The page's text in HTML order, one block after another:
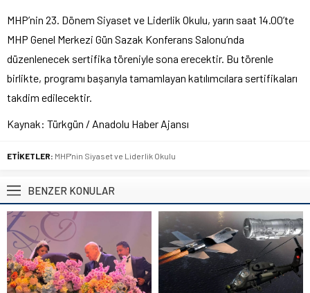
MHP’nin 23. Dönem Siyaset ve Liderlik Okulu, yarın saat 14.00’te
MHP Genel Merkezi Gün Sazak Konferans Salonu’nda
düzenlenecek sertifika töreniyle sona erecektir. Bu törenle
birlikte, programı başarıyla tamamlayan katılımcılara sertifikaları
takdim edilecektir.
Kaynak: Türkgün / Anadolu Haber Ajansı
ETİKETLER: MHP'nin Siyaset ve Liderlik Okulu
BENZER KONULAR